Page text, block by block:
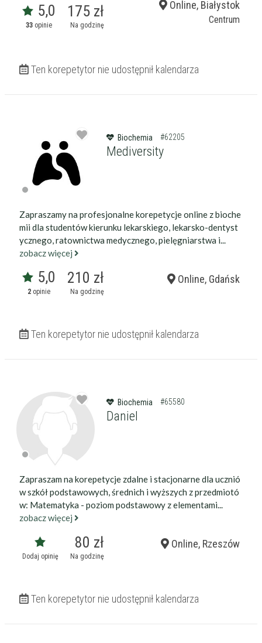
5,0
33 opinie
175 zł
Na godzinę
Online, Białystok
Centrum
Ten korepetytor nie udostępnił kalendarza
Biochemia #62205
Mediversity
Zapraszamy na profesjonalne korepetycje online z bioche
mii dla studentów kierunku lekarskiego, lekarsko-dentyst
ycznego, ratownictwa medycznego, pielęgniarstwa i...
zobacz więcej
5,0
2 opinie
210 zł
Na godzinę
Online, Gdańsk
Ten korepetytor nie udostępnił kalendarza
Biochemia #65580
Daniel
Zapraszam na korepetycje zdalne i stacjonarne dla ucznió
w szkół podstawowych, średnich i wyższych z przedmiotó
w: Matematyka - poziom podstawowy z elementami...
zobacz więcej
Dodaj opinię
80 zł
Na godzinę
Online, Rzeszów
Ten korepetytor nie udostępnił kalendarza